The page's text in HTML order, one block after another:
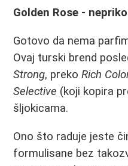
Golden Rose -
Gotovo da nema
Ovaj turski brend
Strong, prekoRich
Selective (koji kopira
šljokicama.
Ono što raduje jeste
formulisane bez